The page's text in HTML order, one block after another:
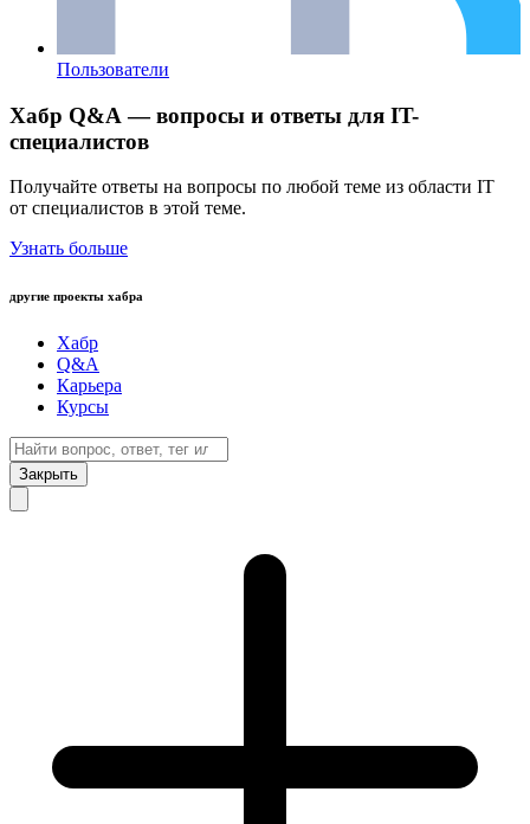
Пользователи
Хабр Q&A — вопросы и ответы для IT-
специалистов
Получайте ответы на вопросы по любой теме из области IT
от специалистов в этой теме.
Узнать больше
другие проекты хабра
Хабр
Q&A
Карьера
Курсы
Закрыть